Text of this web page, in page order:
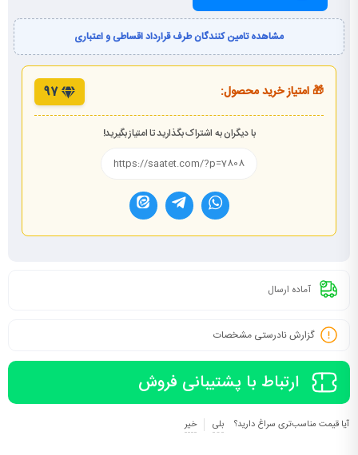
مشاهده تامین کنندگان طرف قرارداد اقساطی و اعتباری
🎁 امتیاز خرید محصول: 97
با دیگران به اشتراک بگذارید تا امتیاز بگیرید!
آماده ارسال
گزارش نادرستی مشخصات
ارتباط با پشتیبانی فروش
آیا قیمت مناسب‌تری سراغ دارید؟ بلی خیر